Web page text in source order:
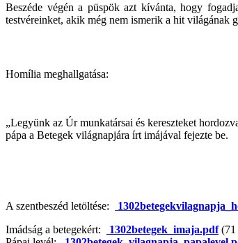
Beszéde végén a püspök azt kívánta, hogy
testvéreinket, akik még nem ismerik a hit világának
Homília meghallgatása:
„Legyünk az Úr munkatársai és kereszteket
pápa a Betegek világnapjára írt imájával fejezte be.
A szentbeszéd letöltése:
Imádság a betegekért:
1302betegek_imaja.pdf(71